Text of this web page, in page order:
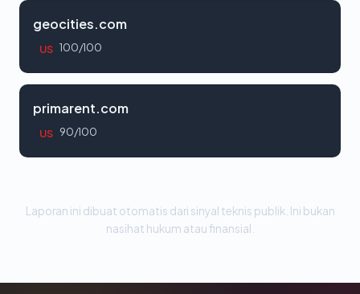
geocities.com
US 100/100
primarent.com
US 90/100
Laporan ini dibuat otomatis dari sinyal teknis publik. Ini bukan
nasihat hukum atau finansial.